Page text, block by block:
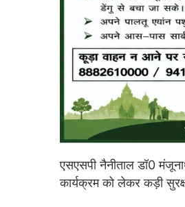
एसएसपी नैनीताल डॉ0
कार्यक्रम को लेकर कड़ी